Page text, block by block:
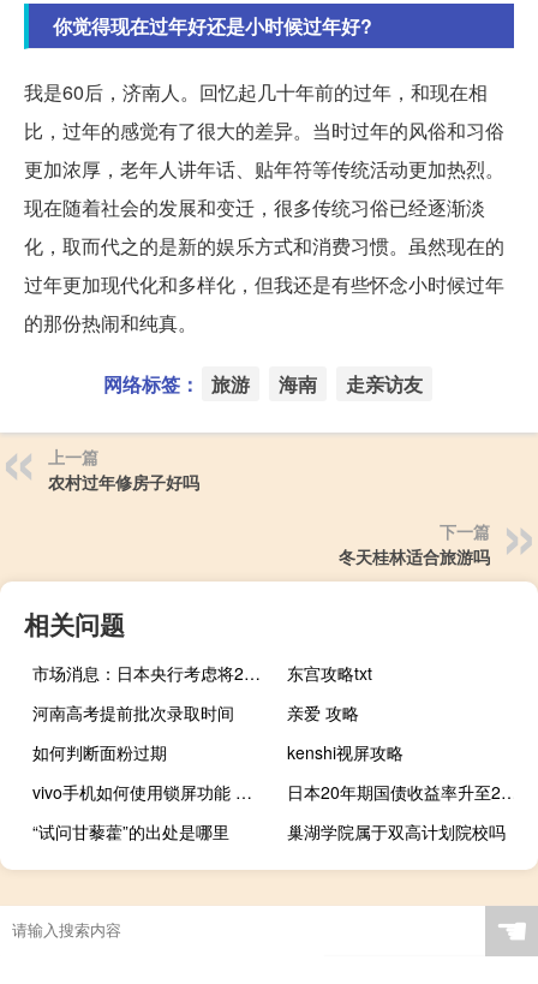
你觉得现在过年好还是小时候过年好?
我是60后，济南人。回忆起几十年前的过年，和现在相
比，过年的感觉有了很大的差异。当时过年的风俗和习俗
更加浓厚，老年人讲年话、贴年符等传统活动更加热烈。
现在随着社会的发展和变迁，很多传统习俗已经逐渐淡
化，取而代之的是新的娱乐方式和消费习惯。虽然现在的
过年更加现代化和多样化，但我还是有些怀念小时候过年
的那份热闹和纯真。
网络标签： 旅游 海南 走亲访友
上一篇
农村过年修房子好吗
下一篇
冬天桂林适合旅游吗
相关问题
市场消息：日本央行考虑将2023/24财年核心CPI预测目标从7月的2.5%上调至接近3%
东宫攻略txt
河南高考提前批次录取时间
亲爱 攻略
如何判断面粉过期
kenshi视屏攻略
vivo手机如何使用锁屏功能 在锁屏状态下查看消息内容？
日本20年期国债收益率升至2014年以来最高水平
“试问甘藜藿”的出处是哪里
巢湖学院属于双高计划院校吗
☚